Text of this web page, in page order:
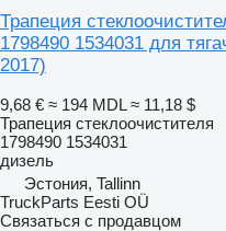
Трапеция
1798490 1534031 для
2017)
9,68 € ≈ 194 MDL ≈ 11,18 $
Трапеция стеклоочистителя
1798490 1534031
дизель
Эстония, Tallinn
TruckParts Eesti OÜ
Связаться с продавцом